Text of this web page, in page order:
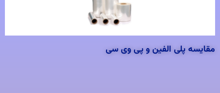
مقایسه پلی الفین و پی وی سی